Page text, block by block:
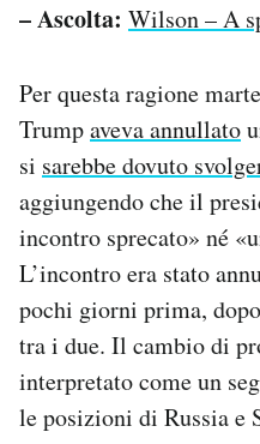
– Ascolta: Wilson – A
Per questa ragione
Trumpaveva annullato
si sarebbe dovuto
aggiungendo che il
incontro sprecato» né
L’incontro era stato
pochi giorni prima,
tra i due. Il cambio di
interpretato come un
le posizioni di Russia e